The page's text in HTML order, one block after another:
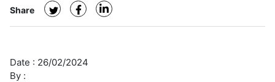
Share
Date : 26/02/2024
By :